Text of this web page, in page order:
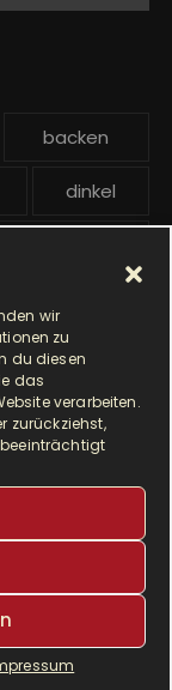
wir
zu
du diesen
das
verarbeiten.
zurückziehst,
backen
dinkel
Hefeteig
5031
kochen
Gourmet